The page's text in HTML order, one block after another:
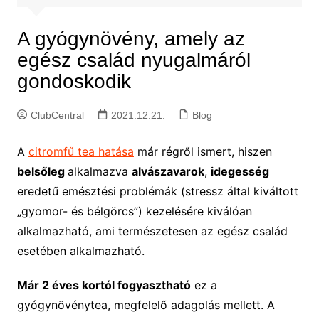
A gyógynövény, amely az
egész család nyugalmáról
gondoskodik
ClubCentral 2021.12.21. Blog
A citromfű tea hatása már régről ismert, hiszen
belsőleg alkalmazva alvászavarok, idegesség
eredetű emésztési problémák (stressz által kiváltott
„gyomor- és bélgörcs”) kezelésére kiválóan
alkalmazható, ami természetesen az egész család
esetében alkalmazható.
Már 2 éves kortól fogyaszthatóez a
gyógynövénytea, megfelelő adagolás mellett. A